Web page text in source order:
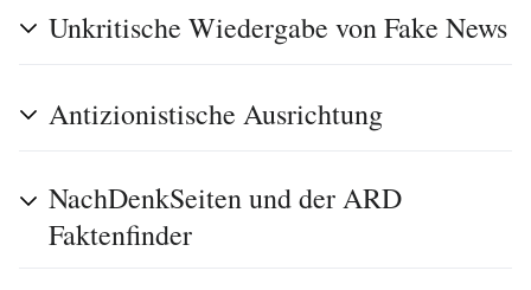
Unkritische Wiedergabe von Fake News
Antizionistische Ausrichtung
NachDenkSeiten und der ARD
Faktenfinder